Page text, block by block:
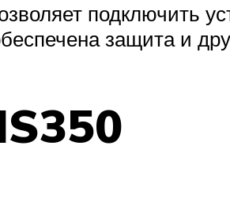
подключить
защита и